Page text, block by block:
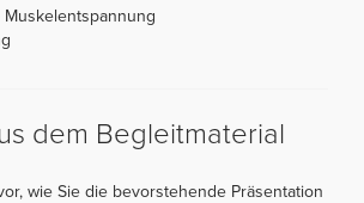
Muskelentspannung
dem Begleitmaterial
wie Sie die bevorstehende Präsentation